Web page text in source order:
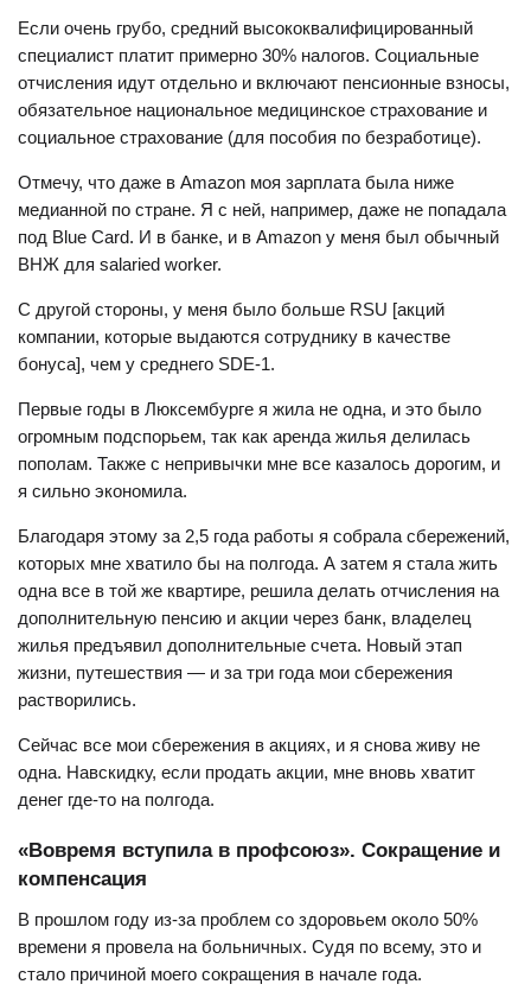
Если очень грубо, средний высококвалифицированный
специалист платит примерно 30% налогов. Социальные
отчисления идут отдельно и включают пенсионные взносы,
обязательное национальное медицинское страхование и
социальное страхование (для пособия по безработице).
Отмечу, что даже в Amazon моя зарплата была ниже
медианной по стране. Я с ней, например, даже не попадала
под Blue Card. И в банке, и в Amazon у меня был обычный
ВНЖ для salaried worker.
С другой стороны, у меня было больше RSU [акций
компании, которые выдаются сотруднику в качестве
бонуса], чем у среднего SDE-1.
Первые годы в Люксембурге я жила не одна, и это было
огромным подспорьем, так как аренда жилья делилась
пополам. Также с непривычки мне все казалось дорогим, и
я сильно экономила.
Благодаря этому за 2,5 года работы я собрала сбережений,
которых мне хватило бы на полгода. А затем я стала жить
одна все в той же квартире, решила делать отчисления на
дополнительную пенсию и акции через банк, владелец
жилья предъявил дополнительные счета. Новый этап
жизни, путешествия — и за три года мои сбережения
растворились.
Сейчас все мои сбережения в акциях, и я снова живу не
одна. Навскидку, если продать акции, мне вновь хватит
денег где-то на полгода.
«Вовремя вступила в профсоюз». Сокращение и
компенсация
В прошлом году из-за проблем со здоровьем около 50%
времени я провела на больничных. Судя по всему, это и
стало причиной моего сокращения в начале года.